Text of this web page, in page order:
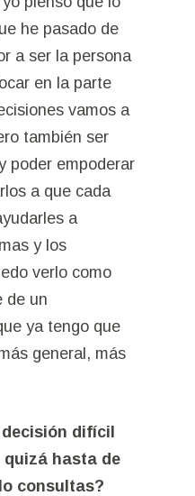
he pasado de
a ser la persona
en la parte
vamos a
también ser
poder empoderar
a que cada
a
y los
verlo como
de un
ya tengo que
general, más
difícil
quizá hasta de
consultas?